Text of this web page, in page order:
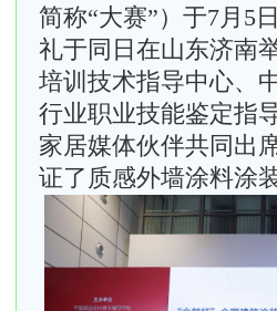
简称“大赛”）于7月5
礼于同日在山东济南
培训技术指导中心、
行业职业技能鉴定指
家居媒体伙伴共同出
证了质感外墙涂料涂